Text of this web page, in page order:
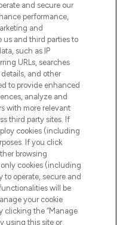
kostenloser
von 30€.
Personal
and secure our
performance,
and
us and third parties to
such as IP
URLs, searches
and other
to provide enhanced
analyze and
with more relevant
third party sites. If
cookies (including
If you click
browsing
cookies (including
to operate, secure and
will be
your cookie
clicking the “Manage
using this site or